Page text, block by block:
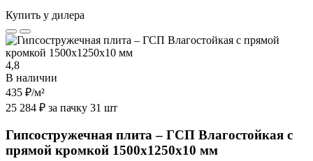
Купить у дилера
4,8
В наличии
435 ₽/м²
25 284 ₽ за пачку 31 шт
Гипсостружечная плита – ГСП Влагостойкая с
прямой кромкой 1500х1250х10 мм